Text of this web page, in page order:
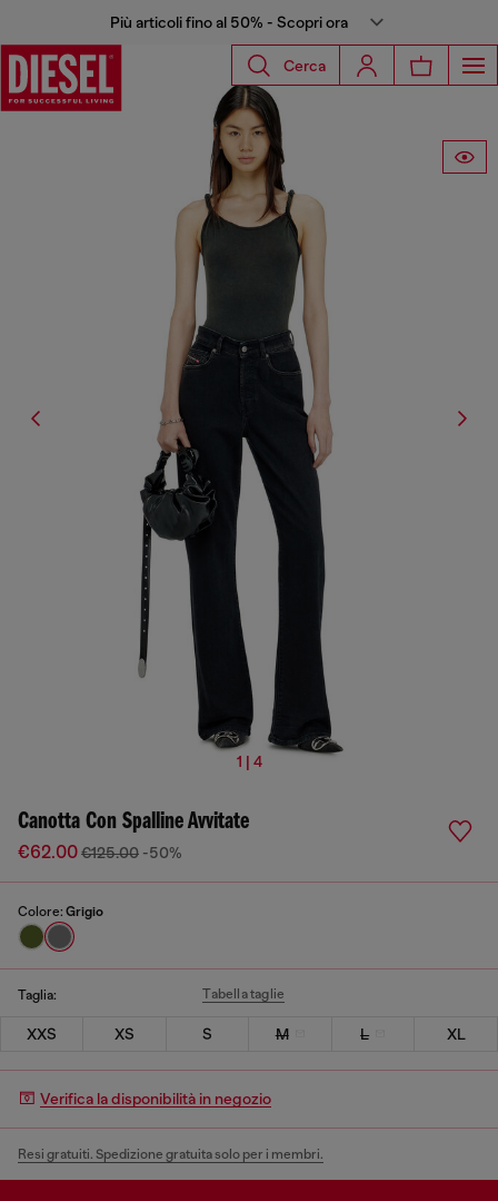
Più articoli fino al 50% - Scopri ora
Cerca
1 | 4
Canotta Con Spalline Avvitate
€62.00€125.00 -50%
Colore: Grigio
Taglia: Tabella taglie
XXS XS S M L XL
Verifica la disponibilità in negozio
Resi gratuiti. Spedizione gratuita solo per i membri.